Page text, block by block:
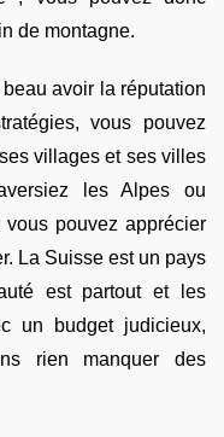
de montagne.
avoir la réputation
vous pouvez
villages et ses villes
les Alpes ou
pouvez apprécier
La Suisse est un pays
est partout et les
un budget judicieux,
rien manquer des